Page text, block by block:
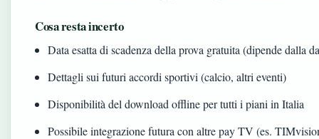
Cosa resta incerto
Data esatta di scadenza della prova gratuita (dipende dalla
Dettagli sui futuri accordi sportivi (calcio, altri eventi)
Disponibilità del download offline per tutti i piani in Italia
Possibile integrazione futura con altre pay TV (es.